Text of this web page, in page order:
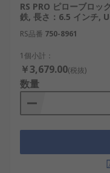
RS PRO ピローブロッ
鉄, 長さ：6.5 インチ,
RS品番 750-8961
1個小計：
￥3,679.00(税抜)
数量